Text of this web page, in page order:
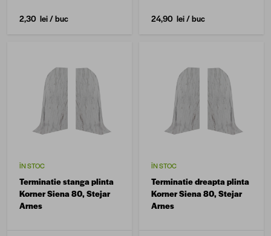
2,30 lei/ buc 24,90 lei/ buc
ÎN STOC
Terminatie stanga plinta
Korner Siena 80, Stejar
Arnes
ÎN STOC
Terminatie dreapta plinta
Korner Siena 80, Stejar
Arnes